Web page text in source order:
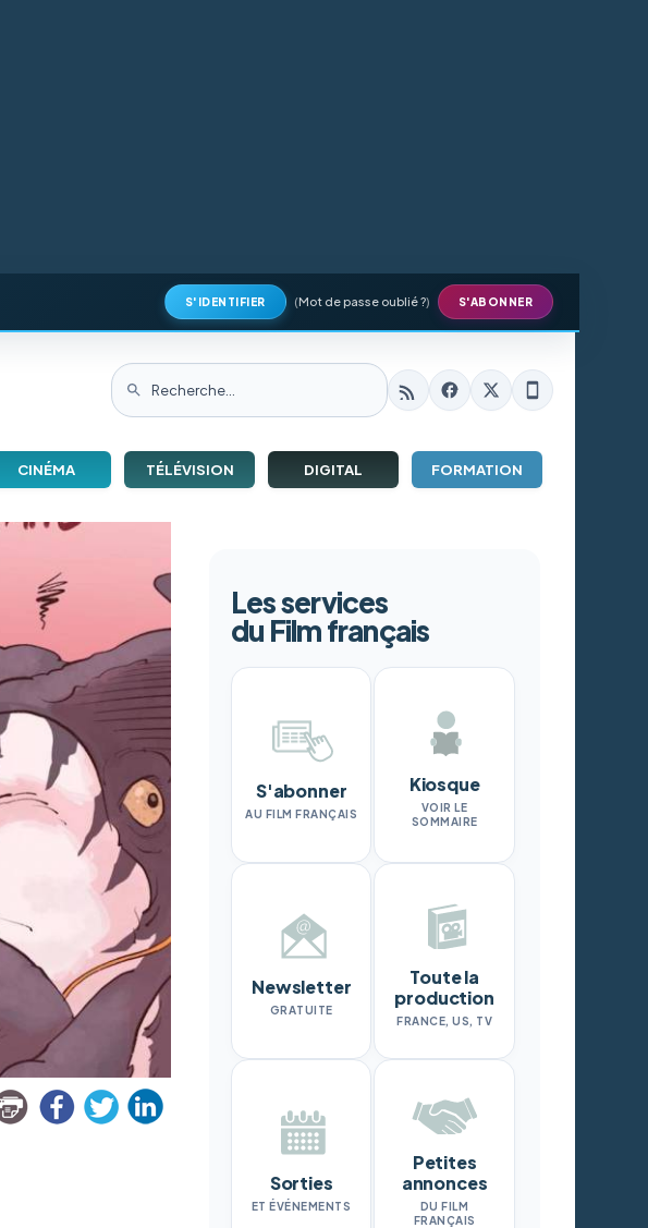
S'IDENTIFIER (Mot de passe oublié ?) S'ABONNER
CINÉMA TÉLÉVISION DIGITAL FORMATION
Les services
du Film français
S'abonner
AU FILM FRANÇAIS
Kiosque
VOIR LE
SOMMAIRE
Newsletter
GRATUITE
Toute la
production
FRANCE, US, TV
Sorties
ET ÉVÉNEMENTS
Petites
annonces
DU FILM
FRANÇAIS